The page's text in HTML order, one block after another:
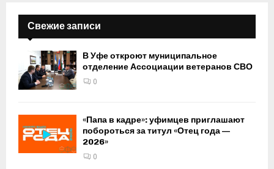
Свежие записи
В Уфе откроют муниципальное
отделение Ассоциации ветеранов СВО
0
«Папа в кадре»: уфимцев приглашают
побороться за титул «Отец года —
2026»
0